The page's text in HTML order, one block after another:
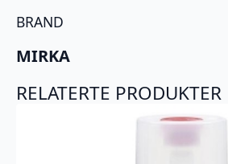
BRAND
MIRKA
RELATERTE PRODUKTER